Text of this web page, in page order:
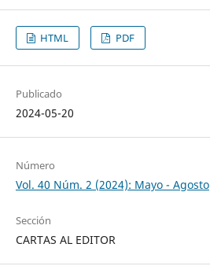
HTML PDF
Publicado
2024-05-20
Número
Vol. 40 Núm. 2 (2024): Mayo - Agosto
Sección
CARTAS AL EDITOR